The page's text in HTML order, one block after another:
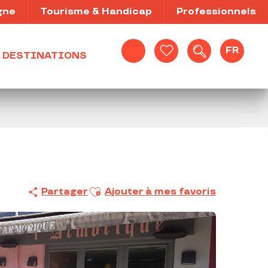
Recherche
FR
Tourisme & Handicap Professionnels
DESTINATIONS
Partager Ajouter aux favoris
Ajouter à mes favoris